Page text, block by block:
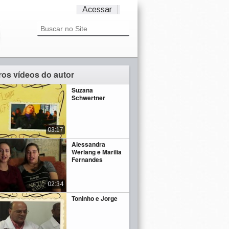
Acessar
vídeos do autor
Suzana
Schwertner
03:17
Alessandra
Werlang e Marilia
Fernandes
02:34
Toninho e Jorge